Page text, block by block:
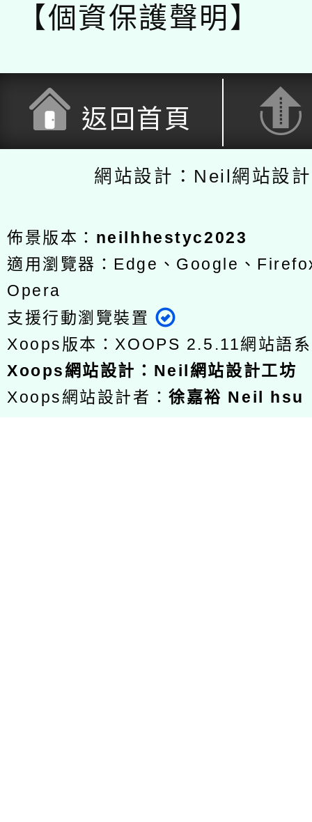
【個資保護聲明】
返回首頁
網站設計：Neil網站設
佈景版本： neilhhestyc2023
適用瀏覽器：Edge、Google、
Opera
支援行動瀏覽裝置
Xoops版本：XOOPS 2.5.11網站語
Xoops網站設計 ： Neil網站設計工坊
Xoops網站設計者：徐嘉裕 Neil hsu